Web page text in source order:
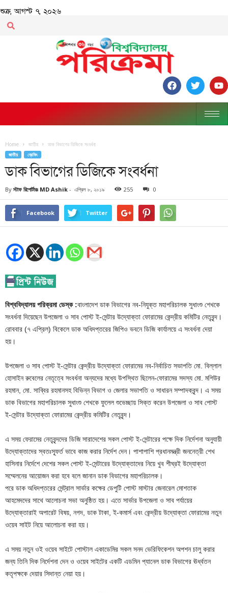
শুক্র, আগস্ট ৭, ২০২৬
Home জাতীয় ডাক বিভাগের ডিজিকে সংবর্ধনা
জাতীয় ব্রেকিং
ডাক বিভাগের ডিজিকে সংবর্ধনা
By স্টাফ রিপোর্টারঃ MD Ashik - এপ্রিল ৮, ২০১৯ 255 0
Facebook Twitter
বিশ্ববিদ্যালয় পরিক্রমা ডেস্ক :বাংলাদেশ ডাক বিভাগের নব-নিযুক্ত মহাপরিচালক সুধাংশু শেখকে
সংবর্ধনা দিয়েছেন উপজেলা ও সাব পোস্ট ই-সেন্টার উদ্যোক্তা ফোরামের কেন্দ্রীয় কমিটির নেতৃবৃন্দ।
রোববার (৭ এপ্রিল) বিকেলে ডাক অধিদপ্তরের জিপিও ভবনে ডিজি কার্যালয়ে এ সংবর্ধনা দেয়া
হয়।
উপজেলা ও সাব পোস্ট ই-সেন্টার কেন্দ্রীয় উদ্যোক্তা ফোরামের নব-নির্বাচিত সভাপতি মো. বিল্লাল
হোসাইন রুবেলের নেতৃত্বে সংবর্ধনা অন্যদের মধ্যে উপস্থিত ছিলেন-ফোরামের সদস্য মো. মশিউর
রহমান, মো. সাব্বির রহমানসহ বিভিন্ন বিভাগ ও জেলার সভাপতি ও সাধারন সম্পাদকবৃন্দ। এ সময়
ডাক বিভাগের মহাপরিচালক সুধাংশু শেখকে ফুলেল শুভেচ্ছায় সিক্ত করেন উপজেলা ও সাব পোস্ট
ই-সেন্টার উদ্যোক্তা ফোরামের কেন্দ্রীয় কমিটির নেতৃবৃন্দ।
এ সময় ফেরামের নেতৃবৃন্দদের ডিজি সারাদেশের সকল পোস্ট ই-সেন্টারের পক্ষে দিক নির্দেশনা অনুযায়ী
উদ্যোক্তাদের স্বতঃস্ফূর্ত ভাবে কাজ করার নির্দেশ দেন। পাশাপাশি প্রধানমন্ত্রী জননেত্রী শেখ
হাসিনার নির্দেশে দেশের সকল পোস্ট ই-সেন্টারের উদ্যোক্তাদের নিয়ে খুব শীঘ্রই উদ্যোক্তা
সম্মেলনের আয়োজন করা হবে বলে জানান ডাক বিভাগের মহাপরিচালক।
পরে ডাক অধিদপ্তরের সেন্ট্রাল সার্ভার কক্ষের ডেপুটি পোস্ট মাস্টার জেনারেল মোশতাক
আহমেদদের সাথে আলোচনা সভা অনুষ্ঠিত হয়। এতে সার্ভার উপজেলা ও সাব পর্যায়ের
উদ্যোক্তারাই অপারেট বিষয়, নগদ, ডাক টাকা, ই-কমার্স এবং কেন্দ্রীয় উদ্যোক্তা ফোরামের নতুন
ওয়েব সাইট নিয়ে আলোচনা করা হয়।
এ সময় নতুন ওই ওয়েব সাইটে পোস্টাল একাডেমির সকল সনদ ভেরিফিকেশন অপশন চালু করার
জন্য তিনি দিক নির্দেশনা দেন ও ওয়েব সাইটের একটি এডমিন প্যানেল ডাক বিভাগের ঊর্ধ্বতন
কতৃপক্ষকে দেয়ার সিদান্ত নেয়া হয়।